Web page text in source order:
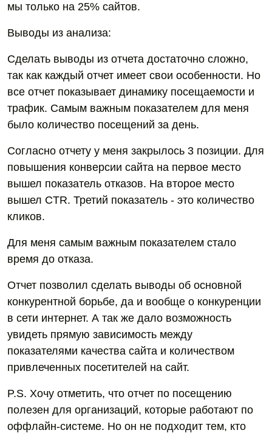
мы только на 25% сайтов.
Выводы из анализа:
Сделать выводы из отчета достаточно сложно,
так как каждый отчет имеет свои особенности. Но
все отчет показывает динамику посещаемости и
трафик. Самым важным показателем для меня
было количество посещений за день.
Согласно отчету у меня закрылось 3 позиции. Для
повышения конверсии сайта на первое место
вышел показатель отказов. На второе место
вышел CTR. Третий показатель - это количество
кликов.
Для меня самым важным показателем стало
время до отказа.
Отчет позволил сделать выводы об основной
конкурентной борьбе, да и вообще о конкуренции
в сети интернет. А так же дало возможность
увидеть прямую зависимость между
показателями качества сайта и количеством
привлеченных посетителей на сайт.
P.S. Хочу отметить, что отчет по посещению
полезен для организаций, которые работают по
оффлайн-системе. Но он не подходит тем, кто